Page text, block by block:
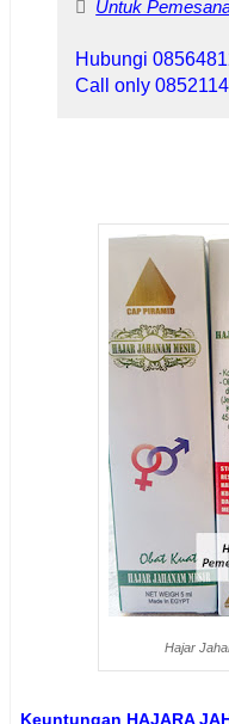
Untuk
Hubungi
Call only
Hajar
Keuntungan HAJARA